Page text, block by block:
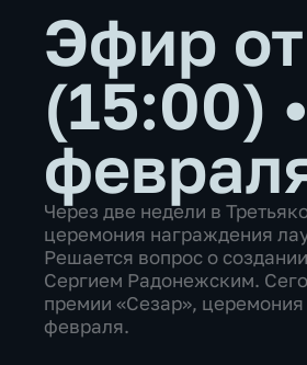
Эфир
(15:00) •
Через две недели в
церемония награждения
Решается вопрос о
Сергием Радонежским.
премии «Сезар»,
февраля.